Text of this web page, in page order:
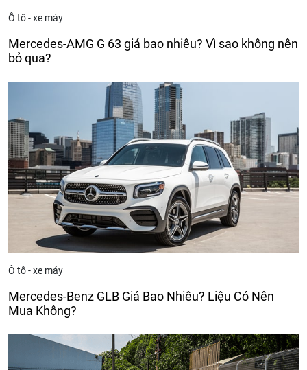
Ô tô - xe máy
Mercedes-AMG G 63 giá bao nhiêu? Vì sao không nên
bỏ qua?
Ô tô - xe máy
Mercedes-Benz GLB Giá Bao Nhiêu? Liệu Có Nên
Mua Không?